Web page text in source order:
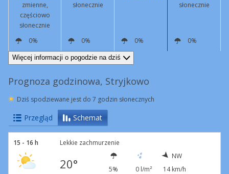
zmienne,
częściowo
słonecznie
słonecznie
słonecznie
0% 0% 0%
0%
NW
13 km/h NW
4 km/h
Więcej informacji o pogodzie na dziś
Prognoza godzinowa, Stryjkowo
Dziś spodziewane jest do 7 godzin słonecznych
Przegląd Schemat
15 - 16 h Lekkie zachmurzenie
20° 5% 0 l/m²
NW
14 km/h